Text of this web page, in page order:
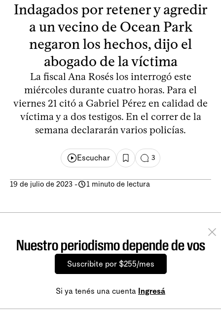
Indagados por retener y agredir
a un vecino de Ocean Park
negaron los hechos, dijo el
abogado de la víctima
La fiscal Ana Rosés los interrogó este
miércoles durante cuatro horas. Para el
viernes 21 citó a Gabriel Pérez en calidad de
víctima y a dos testigos. En el correr de la
semana declararán varios policías.
Escuchar 3
19 de julio de 2023 - 1 minuto de lectura
Nuestro periodismo depende de vos
Suscribite por $255/mes
Si ya tenés una cuenta Ingresá